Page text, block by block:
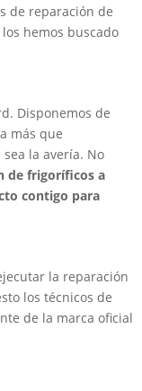
de reparación de
hemos buscado
Disponemos de
más que
la avería. No
de frigoríficos a
contigo para
la reparación
los técnicos de
de la marca oficial